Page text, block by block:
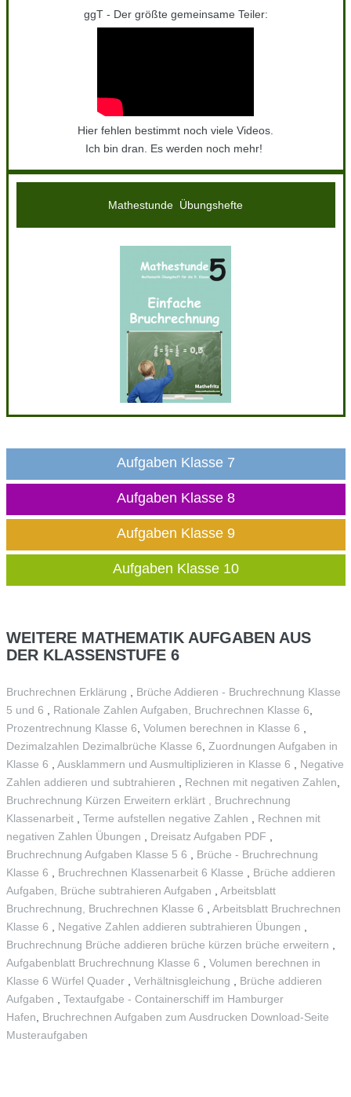
ggT - Der größte gemeinsame Teiler:
Hier fehlen bestimmt noch viele Videos.
Ich bin dran. Es werden noch mehr!
Mathestunde Übungshefte
Aufgaben Klasse 7
Aufgaben Klasse 8
Aufgaben Klasse 9
Aufgaben Klasse 10
WEITEREMATHEMATIK AUFGABEN AUS
DER KLASSENSTUFE 6
Bruchrechnen Erklärung
Brüche Addieren - Bruchrechnung Klasse
5 und 6
Rationale Zahlen Aufgaben, Bruchrechnen Klasse 6
Prozentrechnung Klasse 6 Volumen berechnen in Klasse 6
Dezimalzahlen Dezimalbrüche Klasse 6
Zuordnungen Aufgaben in
Klasse 6
Ausklammern und Ausmultiplizieren in Klasse 6
Negative
Zahlen addieren und subtrahieren
Rechnen mit negativen Zahlen
Bruchrechnung Kürzen Erweitern erklärt , Bruchrechnung
Klassenarbeit, Terme aufstellen negative Zahlen
Rechnen mit
negativen Zahlen Übungen
Dreisatz Aufgaben PDF
Bruchrechnung Aufgaben Klasse 5 6
Brüche - Bruchrechnung
Klasse 6
Bruchrechnen Klassenarbeit 6 Klasse
Brüche addieren
Aufgaben, Brüche subtrahieren Aufgaben
Arbeitsblatt
Bruchrechnung, Bruchrechnen Klasse 6
Arbeitsblatt Bruchrechnen
Klasse 6
Negative Zahlen addieren subtrahieren Übungen
Bruchrechnung Brüche addieren brüche kürzen brüche erweitern
Aufgabenblatt Bruchrechnung Klasse 6
Volumen berechnen in
Klasse 6 Würfel Quader
Verhältnisgleichung
Brüche addieren
Aufgaben
Textaufgabe - Containerschiff im Hamburger
Hafen
Bruchrechnen Aufgaben zum Ausdrucken Download-Seite
Musteraufgaben